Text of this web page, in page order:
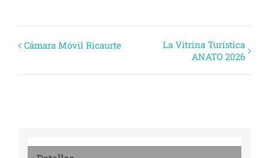
Evento
Cámara Móvil Ricaurte
La Vitrina Turística
ANATO 2026